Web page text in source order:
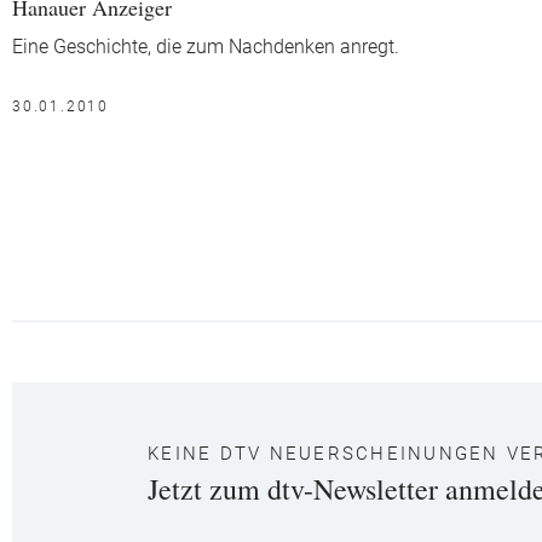
Hanauer Anzeiger
Eine Geschichte, die zum Nachdenken anregt.
30.01.2010
KEINE DTV NEUERSCHEINUNGEN
Jetzt zum dtv-Newsletter